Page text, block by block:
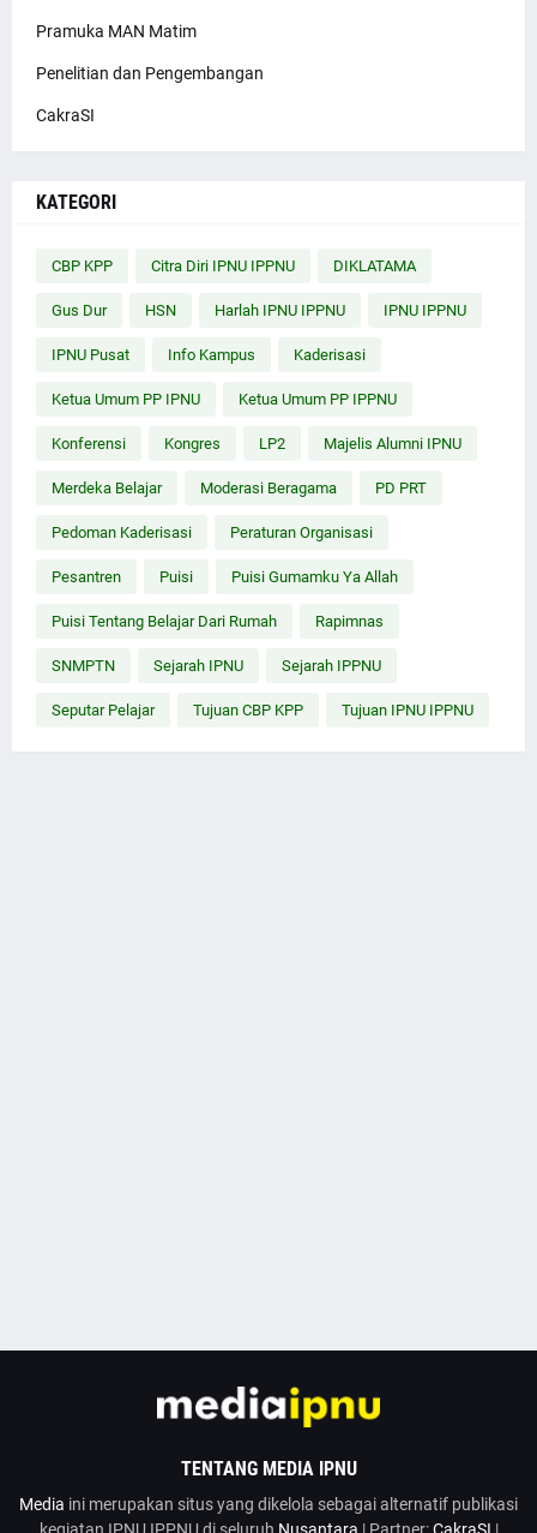
Pramuka MAN Matim
Penelitian dan Pengembangan
CakraSI
KATEGORI
CBP KPP Citra Diri IPNU IPPNU DIKLATAMA
Gus Dur HSN Harlah IPNU IPPNU IPNU IPPNU
IPNU Pusat Info Kampus Kaderisasi
Ketua Umum PP IPNU Ketua Umum PP IPPNU
Konferensi Kongres LP2 Majelis Alumni IPNU
Merdeka Belajar Moderasi Beragama PD PRT
Pedoman Kaderisasi Peraturan Organisasi
Pesantren Puisi Puisi Gumamku Ya Allah
Puisi Tentang Belajar Dari Rumah Rapimnas
SNMPTN Sejarah IPNU Sejarah IPPNU
Seputar Pelajar Tujuan CBP KPP Tujuan IPNU IPPNU
TENTANG MEDIA IPNU
Media ini merupakan situs yang dikelola sebagai alternatif publikasi